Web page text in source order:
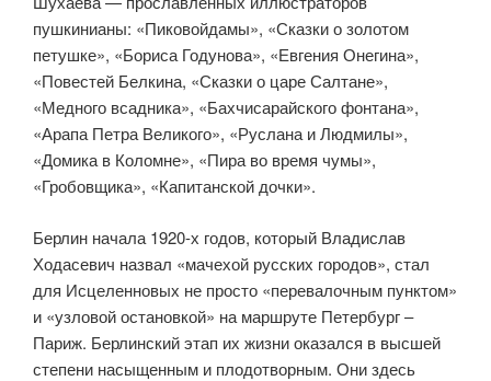
пушкинианы: «Пиковойдамы», «Сказки о золотом
петушке», «Бориса Годунова», «Евгения Онегина»,
«Повестей Белкина, «Сказки о царе Салтане»,
«Медного всад­ника», «Бахчисарайского фонтана»,
«Арапа Петра Великого», «Руслана и Людмилы»,
«Домика в Коломне», «Пира во время чумы»,
«Гробовщика», «Капитанской дочки».
Берлин начала 1920-х годов, который Владислав
Ходасевич назвал «мачехой русских городов», стал
для Исцеленновых не просто «пере­валочным пунктом»
и «узловой остановкой» на маршруте Петербург –
Париж. Берлинский этап их жизни оказался в высшей
степени насыщен­ным и плодотворным. Они здесь